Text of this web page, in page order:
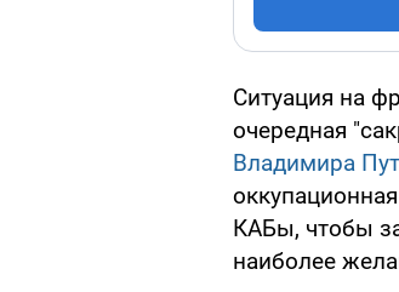
Ситуация на
очередная
Владимира
КАБы, чтобы
наиболее